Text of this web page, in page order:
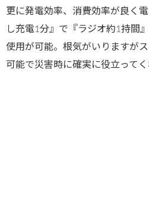
更に発電効率、消費効率が良く
し充電1分』で『ラジオ約1持間
使用が可能。根気がいりますが
可能で災害時に確実に役立ってく